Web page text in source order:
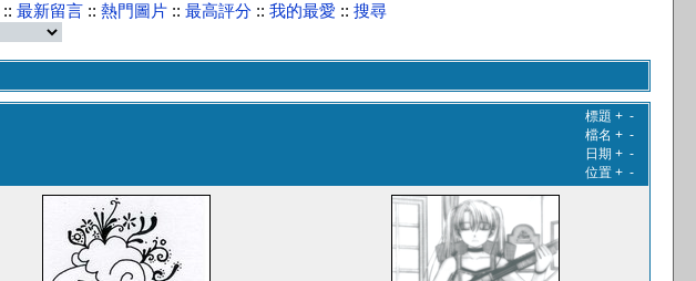
:: 最新留言 :: 熱門圖片 :: 最高評分 :: 我的最愛 :: 搜尋
標題 + -
檔名 + -
日期 + -
位置 + -